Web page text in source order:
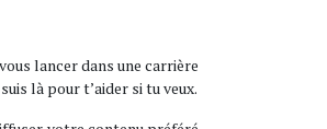
lancer dans une carrière
là pour t’aider si tu veux.